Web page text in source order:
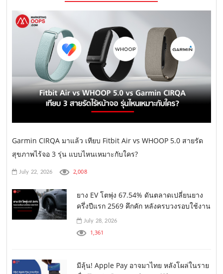
Garmin CIRQA มาแล้ว เทียบ Fitbit Air vs WHOOP 5.0 สายรัด
สุขภาพไร้จอ 3 รุ่น แบบไหนเหมาะกับใคร?
July 22, 2026 2,008
ยาง EV โตพุ่ง 67.54% ดันตลาดเปลี่ยนยาง
ครึ่งปีแรก 2569 คึกคัก หลังครบวงรอบใช้งาน
July 28, 2026
1,361
มีลุ้น! Apple Pay อาจมาไทย หลังโผล่ในราย